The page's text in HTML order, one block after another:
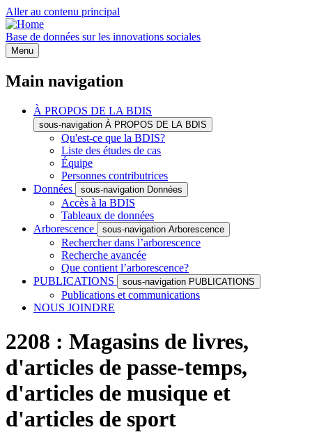
Aller au contenu principal
Base de données sur les innovations sociales
Menu
Main navigation
À PROPOS DE LA BDIS
sous-navigation À PROPOS DE LA BDIS
Qu'est-ce que la BDIS?
Liste des études de cas
Équipe
Personnes contributrices
Données
sous-navigation Données
Accès à la BDIS
Tableaux de données
Arborescence
sous-navigation Arborescence
Rechercher dans l’arborescence
Recherche avancée
Que contient l’arborescence?
PUBLICATIONS
sous-navigation PUBLICATIONS
Publications et communications
NOUS JOINDRE
2208 : Magasins de livres,
d'articles de passe-temps,
d'articles de musique et
d'articles de sport